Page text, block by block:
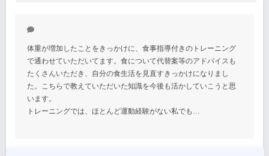
体重が増加したことをきっかけに、食事指導付きのトレーニング
で通わせていただいてます。食について代替案等のアドバイスも
たくさんいただき、自分の食生活を見直すきっかけになりまし
た。こちらで教えていただいた知識を今後も活かしていこうと思
います。
トレーニングでは、ほとんど運動経験がない私でも…